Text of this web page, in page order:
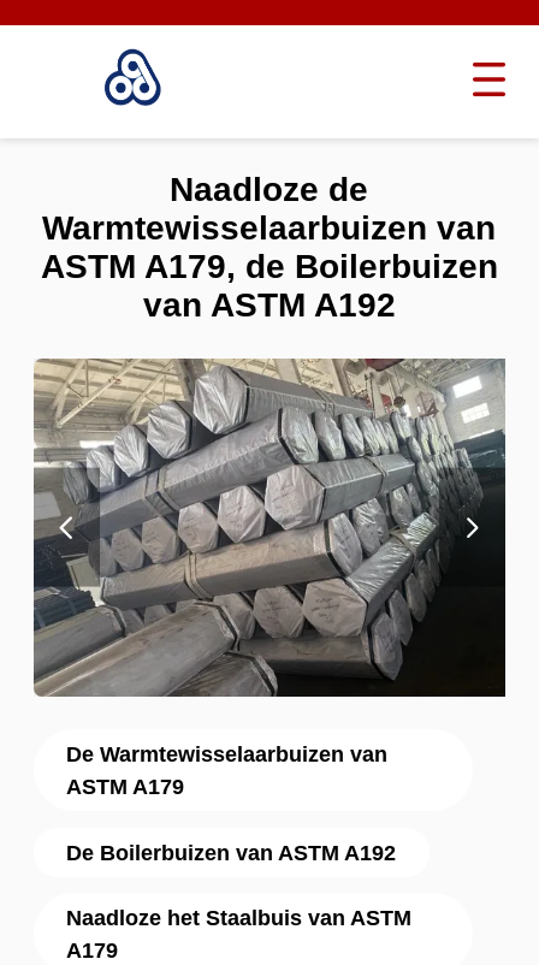
De Warmtewisselaarbuizen van
ASTM A179
De Boilerbuizen van ASTM A192
Naadloze het Staalbuis van ASTM
A179
Naadloze de
Warmtewisselaarbuizen van
ASTM A179, de Boilerbuizen
van ASTM A192